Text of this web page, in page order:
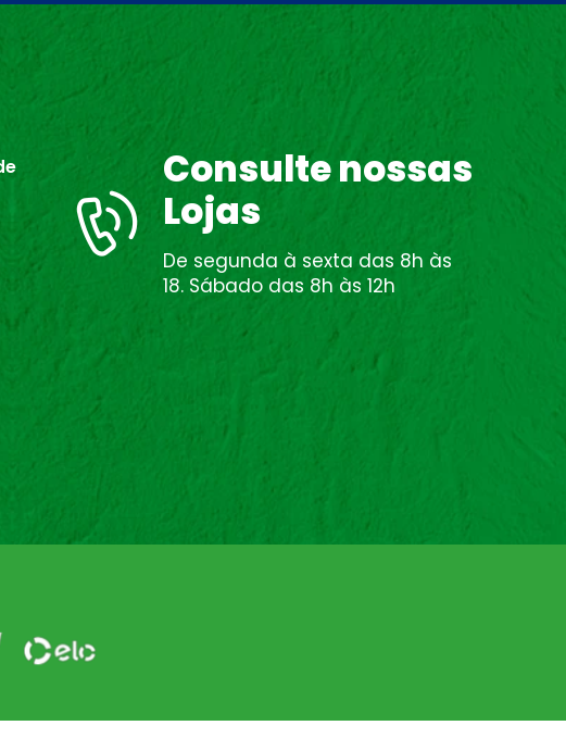
Consulte nossas
Lojas
De segunda à sexta das 8h às
18. Sábado das 8h às 12h